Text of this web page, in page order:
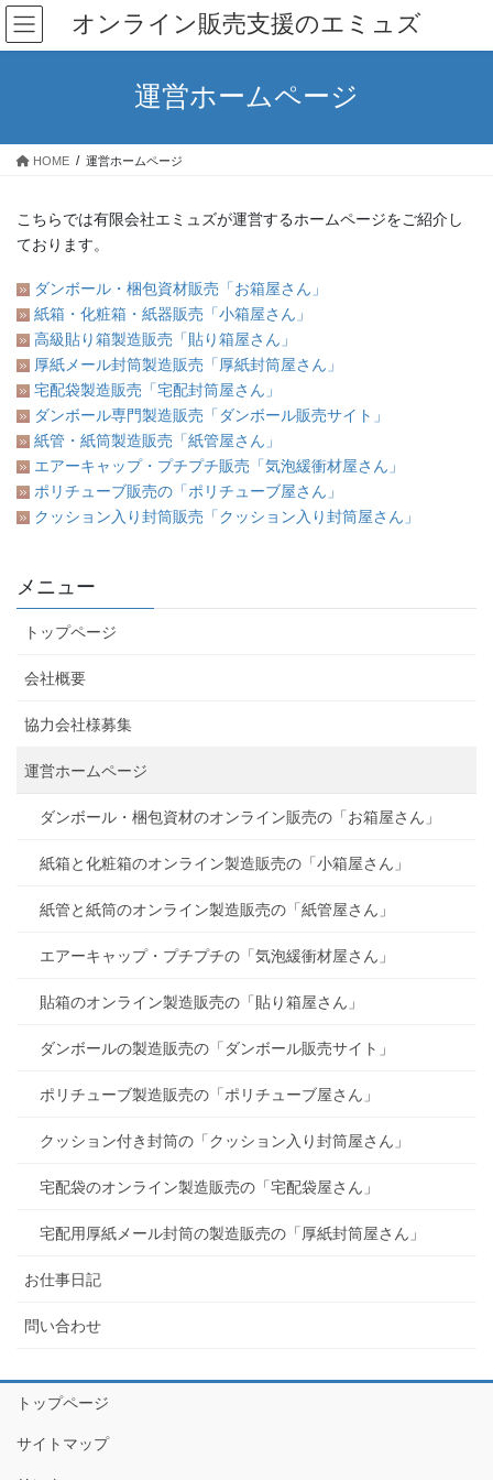
コ
ン
テ
ス
ナ
ビ
ゲ
ン
オンライン販売支援のエミュズ
運営ホームページ
HOME 運営ホームページ
こちらでは有限会社エミュズが運営するホームページをご紹介し
ております。
ダンボール・梱包資材販売「お箱屋さん」
紙箱・化粧箱・紙器販売「小箱屋さん」
高級貼り箱製造販売「貼り箱屋さん」
厚紙メール封筒製造販売「厚紙封筒屋さん」
宅配袋製造販売「宅配封筒屋さん」
ダンボール専門製造販売「ダンボール販売サイト」
紙管・紙筒製造販売「紙管屋さん」
エアーキャップ・プチプチ販売「気泡緩衝材屋さん」
ポリチューブ販売の「ポリチューブ屋さん」
クッション入り封筒販売「クッション入り封筒屋さん」
メニュー
トップページ
会社概要
協力会社様募集
運営ホームページ
ダンボール・梱包資材のオンライン販売の「お箱屋さん」
紙箱と化粧箱のオンライン製造販売の「小箱屋さん」
紙管と紙筒のオンライン製造販売の「紙管屋さん」
エアーキャップ・プチプチの「気泡緩衝材屋さん」
貼箱のオンライン製造販売の「貼り箱屋さん」
ダンボールの製造販売の「ダンボール販売サイト」
ポリチューブ製造販売の「ポリチューブ屋さん」
クッション付き封筒の「クッション入り封筒屋さん」
宅配袋のオンライン製造販売の「宅配袋屋さん」
宅配用厚紙メール封筒の製造販売の「厚紙封筒屋さん」
お仕事日記
問い合わせ
トップページ
サイトマップ